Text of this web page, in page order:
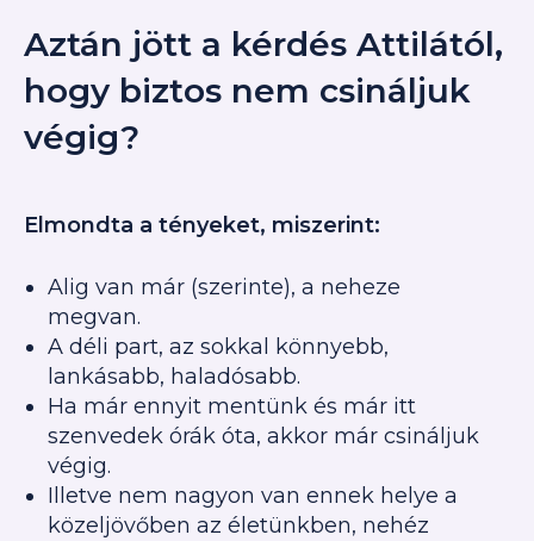
Aztán jött a kérdés Attilától,
hogy biztos nem csináljuk
végig?
Elmondta a tényeket, miszerint:
Alig van már (szerinte), a neheze
megvan.
A déli part, az sokkal könnyebb,
lankásabb, haladósabb.
Ha már ennyit mentünk és már itt
szenvedek órák óta, akkor már csináljuk
végig.
Illetve nem nagyon van ennek helye a
közeljövőben az életünkben, nehéz